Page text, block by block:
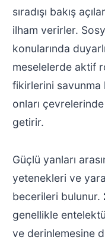
sıradışı bakış
ilham verirler.
konularında
meselelerde aktif
fikirlerini savunma
onları
getirir.
Güçlü yanları
yetenekleri ve
becerileri bulunur.
genellikle
ve derinlemesine